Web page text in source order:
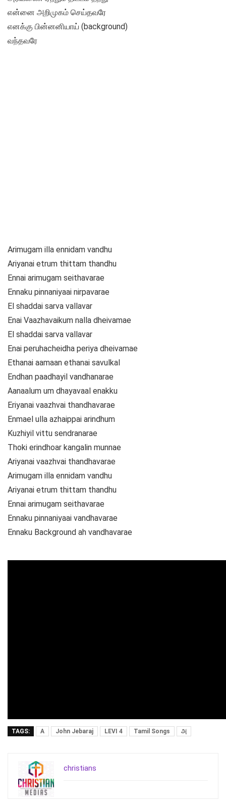
என்னை அறிமுகம் செய்தவரே
எனக்கு பின்னனியாய் (background)
வந்தவரே
Arimugam illa ennidam vandhu
Ariyanai etrum thittam thandhu
Ennai arimugam seithavarae
Ennaku pinnaniyaai nirpavarae
El shaddai sarva vallavar
Enai Vaazhavaikum nalla dheivamae
El shaddai sarva vallavar
Enai peruhacheidha periya dheivamae
Ethanai aamaan ethanai savulkal
Endhan paadhayil vandhanarae
Aanaalum um dhayavaal enakku
Eriyanai vaazhvai thandhavarae
Enmael ulla azhaippai arindhum
Kuzhiyil vittu sendranarae
Thoki erindhoar kangalin munnae
Ariyanai vaazhvai thandhavarae
Arimugam illa ennidam vandhu
Ariyanai etrum thittam thandhu
Ennai arimugam seithavarae
Ennaku pinnaniyaai vandhavarae
Ennaku Background ah vandhavarae
TAGS: A John Jebaraj LEVI 4 Tamil Songs அ
christians